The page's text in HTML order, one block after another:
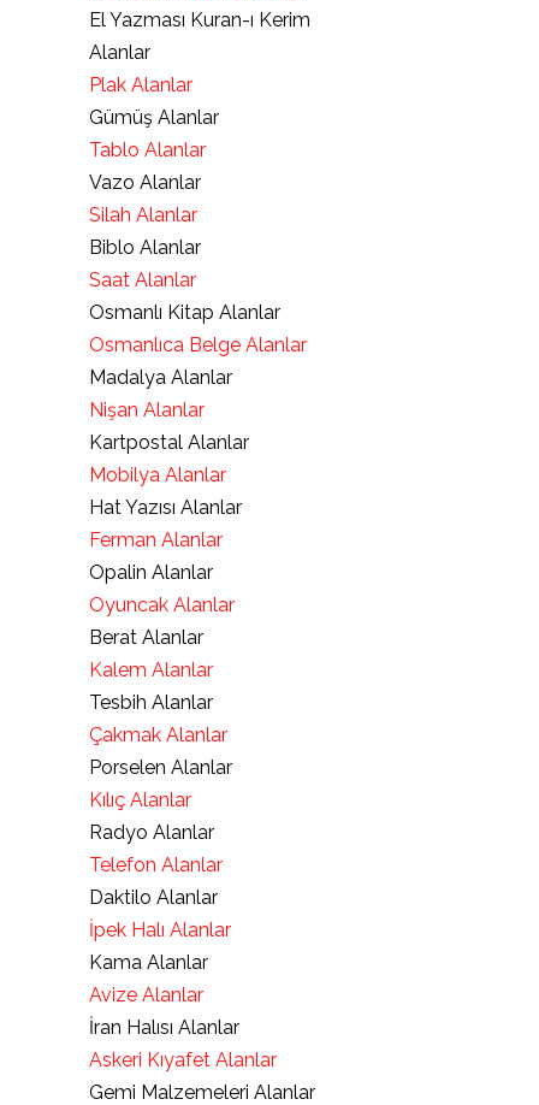
El Yazması Kuran-ı Kerim
Alanlar
Plak Alanlar
Gümüş Alanlar
Tablo Alanlar
Vazo Alanlar
Silah Alanlar
Biblo Alanlar
Saat Alanlar
Osmanlı Kitap Alanlar
Osmanlıca Belge Alanlar
Madalya Alanlar
Nişan Alanlar
Kartpostal Alanlar
Mobilya Alanlar
Hat Yazısı Alanlar
Ferman Alanlar
Opalin Alanlar
Oyuncak Alanlar
Berat Alanlar
Kalem Alanlar
Tesbih Alanlar
Çakmak Alanlar
Porselen Alanlar
Kılıç Alanlar
Radyo Alanlar
Telefon Alanlar
Daktilo Alanlar
İpek Halı Alanlar
Kama Alanlar
Avize Alanlar
İran Halısı Alanlar
Askeri Kıyafet Alanlar
Gemi Malzemeleri Alanlar